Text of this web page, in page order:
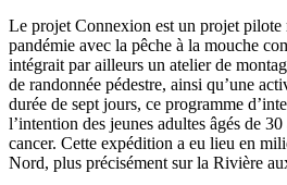
Le projet Connexion est un projet pilote
pandémie avec la pêche à la mouche
intégrait par ailleurs un atelier de
de randonnée pédestre, ainsi qu’une
durée de sept jours, ce programme
l’intention des jeunes adultes âgés de
cancer. Cette expédition a eu lieu en
Nord, plus précisément sur la Rivière